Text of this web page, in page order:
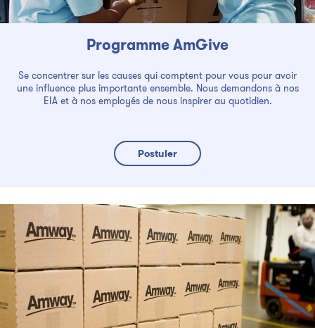
Programme AmGive
Se concentrer sur les causes qui comptent pour vous pour avoir
une influence plus importante ensemble. Nous demandons à nos
EIA et à nos employés de nous inspirer au quotidien.
Postuler